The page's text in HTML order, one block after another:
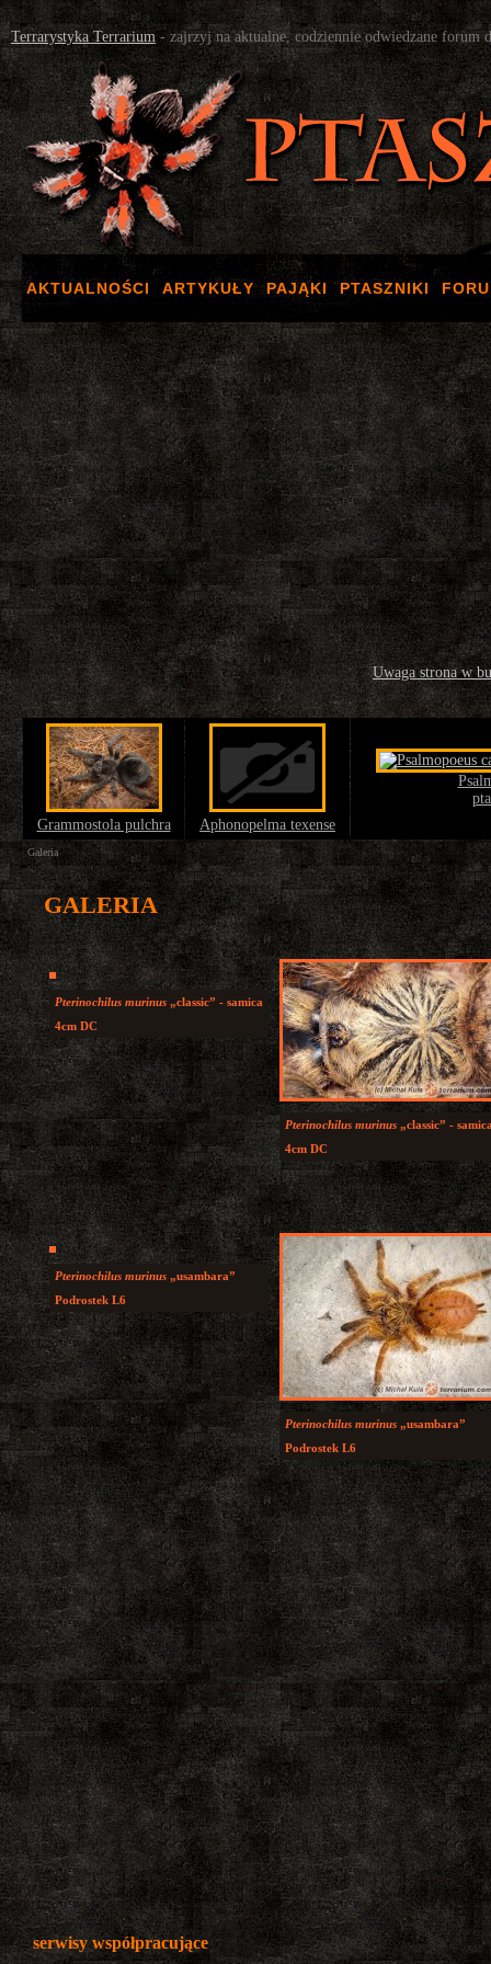
Terrarystyka Terrarium - zajrzyj na aktualne, codziennie odwiedzane forum
AKTUALNOŚCI ARTYKUŁY PAJĄKI PTASZNIKI
Uwaga strona w
Grammostola pulchra Aphonopelma texense
Galeria
GALERIA
Pterinochilus murinus „classic” - samica
4cm DC
Pterinochilus murinus „classic” -
4cm DC
Pterinochilus murinus „usambara”
Podrostek L6
Pterinochilus murinus „usambara”
Podrostek L6
serwisy współpracujące